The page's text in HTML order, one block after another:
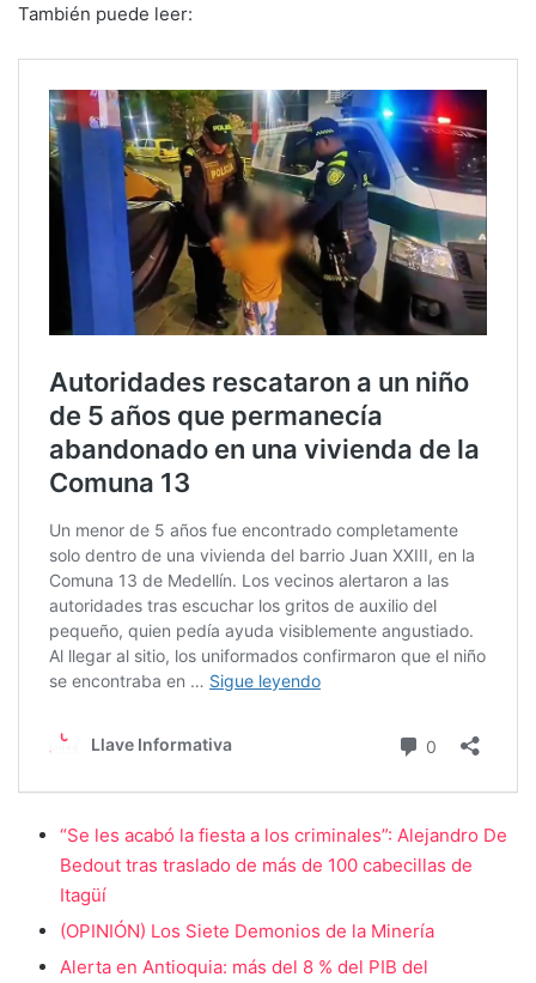
También puede leer:
“Se les acabó la fiesta a los criminales”: Alejandro De
Bedout tras traslado de más de 100 cabecillas de
Itagüí
(OPINIÓN) Los Siete Demonios de la Minería
Alerta en Antioquia: más del 8 % del PIB del